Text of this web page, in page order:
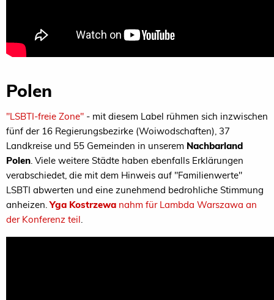
Polen
"LSBTI-freie Zone" - mit diesem Label rühmen sich inzwischen
fünf der 16 Regierungsbezirke (Woiwodschaften), 37
Landkreise und 55 Gemeinden in unserem Nachbarland
Polen. Viele weitere Städte haben ebenfalls Erklärungen
verabschiedet, die mit dem Hinweis auf "Familienwerte"
LSBTI abwerten und eine zunehmend bedrohliche Stimmung
anheizen.Yga Kostrzewa nahm für Lambda Warszawa an
der Konferenz teil.